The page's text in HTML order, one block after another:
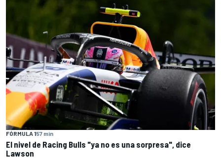
FÓRMULA 157 min
El nivel de Racing Bulls "ya no es una sorpresa", dice
Lawson